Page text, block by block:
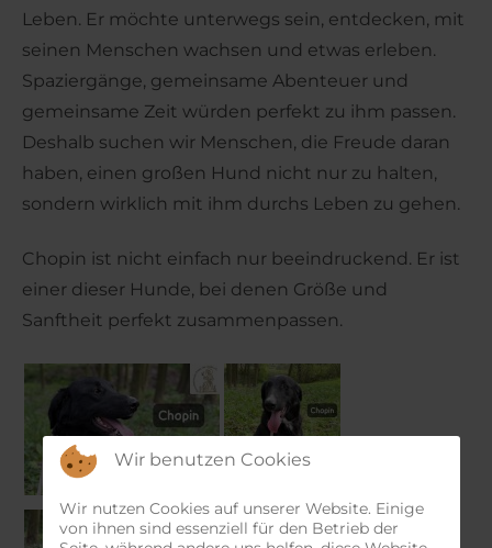
Leben. Er möchte unterwegs sein, entdecken, mit
seinen Menschen wachsen und etwas erleben.
Spaziergänge, gemeinsame Abenteuer und
gemeinsame Zeit würden perfekt zu ihm passen.
Deshalb suchen wir Menschen, die Freude daran
haben, einen großen Hund nicht nur zu halten,
sondern wirklich mit ihm durchs Leben zu gehen.
Chopin ist nicht einfach nur beeindruckend. Er ist
einer dieser Hunde, bei denen Größe und
Sanftheit perfekt zusammenpassen.
Wir benutzen Cookies
Wir nutzen Cookies auf unserer Website. Einige
von ihnen sind essenziell für den Betrieb der